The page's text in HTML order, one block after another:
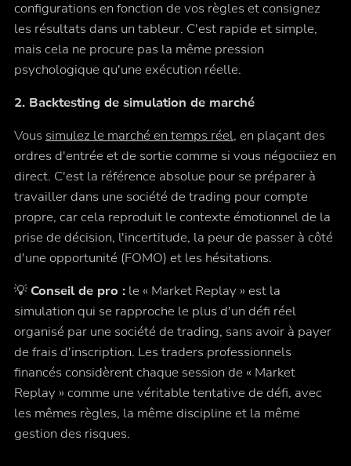
configurations en fonction de vos règles et consignez
les résultats dans un tableur. C'est rapide et simple,
mais cela ne procure pas la même pression
psychologique qu'une exécution réelle.
2. Backtesting de simulation de marché
Vous simulez le marché en temps réel, en plaçant des
ordres d'entrée et de sortie comme si vous négociiez en
direct. C'est la référence absolue pour se préparer à
travailler dans une société de trading pour compte
propre, car cela reproduit le contexte émotionnel de la
prise de décision, l'incertitude, la peur de passer à côté
d'une opportunité (FOMO) et les hésitations.
💡 Conseil de pro :le « Market Replay » est la
simulation qui se rapproche le plus d'un défi réel
organisé par une société de trading, sans avoir à payer
de frais d'inscription. Les traders professionnels
financés considèrent chaque session de « Market
Replay » comme une véritable tentative de défi, avec
les mêmes règles, la même discipline et la même
gestion des risques.